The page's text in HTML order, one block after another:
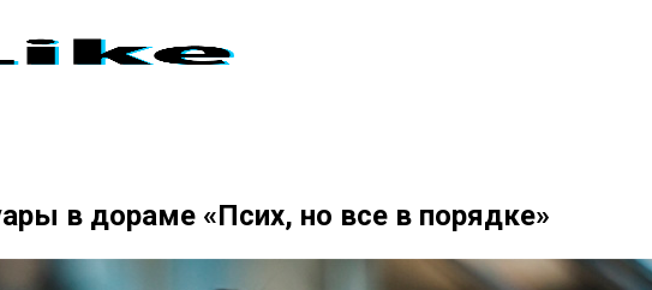
в дораме «Псих, но все в порядке»